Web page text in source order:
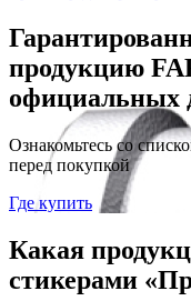
продукцию
официальных
Ознакомьтесь со
перед покупкой
Где купить
Какая
стикерами